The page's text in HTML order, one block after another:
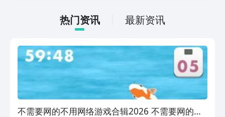
打发无聊的时间，可玩性真的比较高。
热门资讯 最新资讯
不需要网的不用网络游戏合辑2026 不需要网的单